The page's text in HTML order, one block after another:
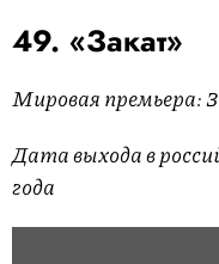
49. «Закат»
Мировая премьера:
Дата выхода в
года